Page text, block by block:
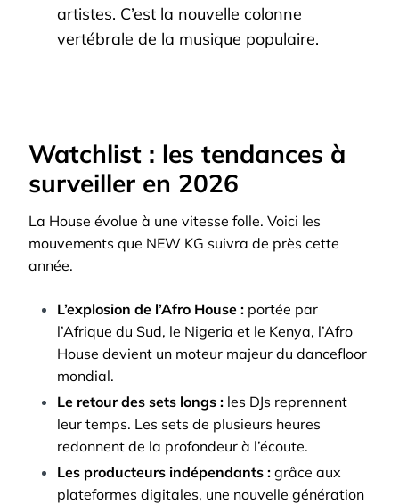
artistes. C’est la nouvelle colonne
vertébrale de la musique populaire.
Watchlist : les tendances à
surveiller en 2026
La House évolue à une vitesse folle. Voici les
mouvements que NEW KG suivra de près cette
année.
L’explosion de l’Afro House : portée par
l’Afrique du Sud, le Nigeria et le Kenya, l’Afro
House devient un moteur majeur du dancefloor
mondial.
Le retour des sets longs : les DJs reprennent
leur temps. Les sets de plusieurs heures
redonnent de la profondeur à l’écoute.
Les producteurs indépendants : grâce aux
plateformes digitales, une nouvelle génération